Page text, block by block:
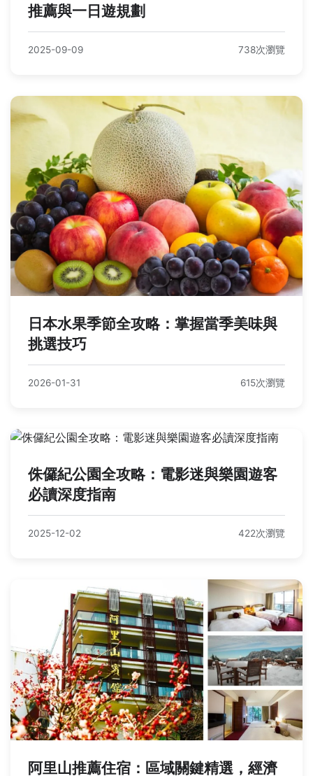
推薦與一日遊規劃
2025-09-09 738次瀏覽
日本水果季節全攻略：掌握當季美味與
挑選技巧
2026-01-31 615次瀏覽
侏儸紀公園全攻略：電影迷與樂園遊客
必讀深度指南
2025-12-02 422次瀏覽
阿里山推薦住宿：區域關鍵精選，經濟